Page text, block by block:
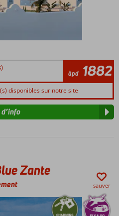
àpd 1882
disponibles sur notre site
Zante
sauver